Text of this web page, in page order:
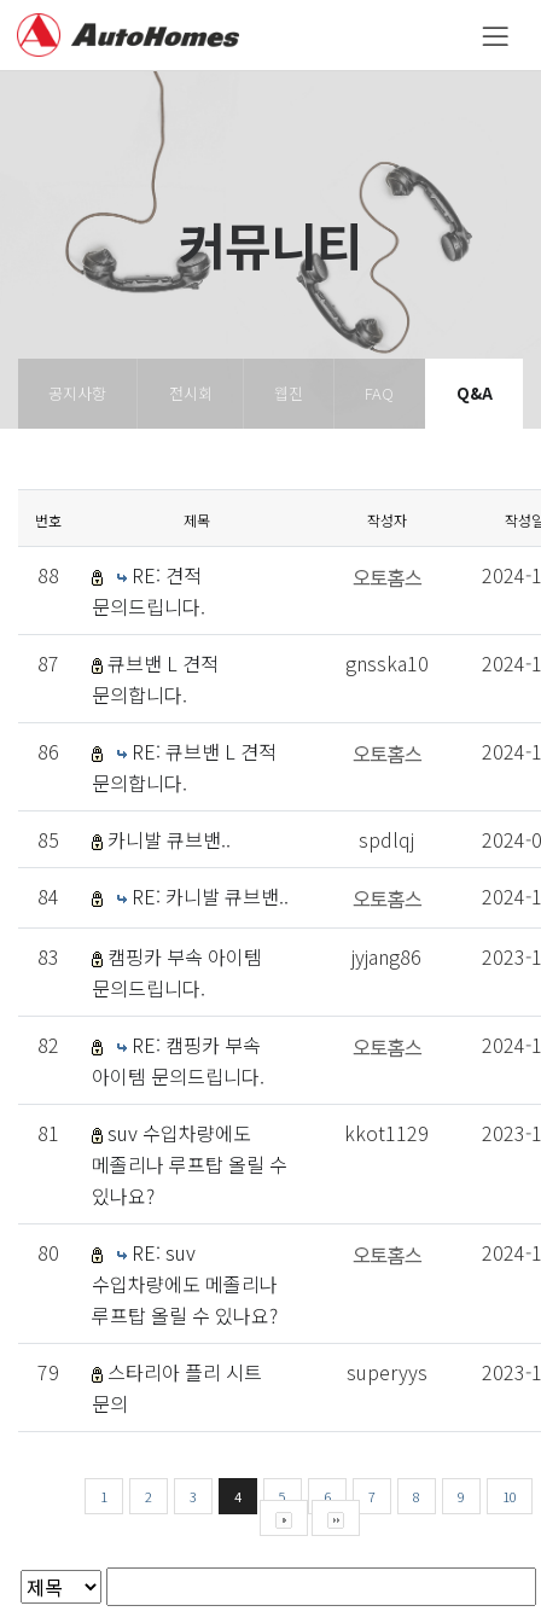
커뮤니티
공지사항 전시회 웹진 FAQ Q&A
번호 제목 작성자 작성
88
RE: 견적
문의드립니다.
2024-
87
큐브밴 L 견적
문의합니다.
gnsska10 2024-
86
RE: 큐브밴 L 견적
문의합니다.
2024-
85 카니발 큐브밴.. spdlqj
2024-
84
RE: 카니발 큐브밴.. 2024-
83
캠핑카 부속 아이템
문의드립니다.
jyjang86 2023-
82
RE: 캠핑카 부속
아이템 문의드립니다.
2024-
81
suv 수입차량에도
메졸리나 루프탑 올릴 수
있나요?
kkot1129 2023-
80
RE: suv
수입차량에도 메졸리나
루프탑 올릴 수 있나요?
2024-
79
스타리아 플리 시트
문의
superyys 2023-
1 2 3 4 5 6 7 8 9 10